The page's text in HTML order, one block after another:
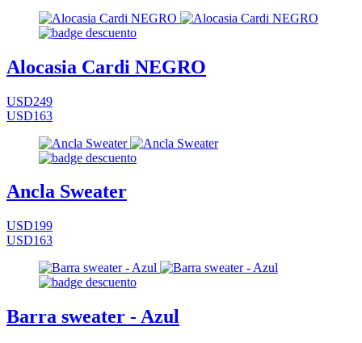
Alocasia Cardi NEGRO
USD249
USD163
Ancla Sweater
USD199
USD163
Barra sweater - Azul